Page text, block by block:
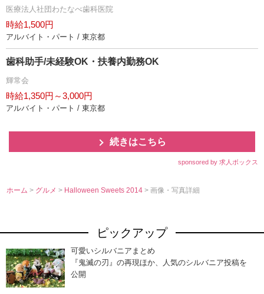
医療法人社団わたなべ歯科医院
時給1,500円
アルバイト・パート / 東京都
歯科助手/未経験OK・扶養内勤務OK
輝常会
時給1,350円～3,000円
アルバイト・パート / 東京都
続きはこちら
sponsored by 求人ボックス
ホーム > グルメ> Halloween Sweets 2014> 画像・写真詳細
ピックアップ
可愛いシルバニアまとめ
『鬼滅の刃』の再現ほか、人気のシルバニア投稿を
公開